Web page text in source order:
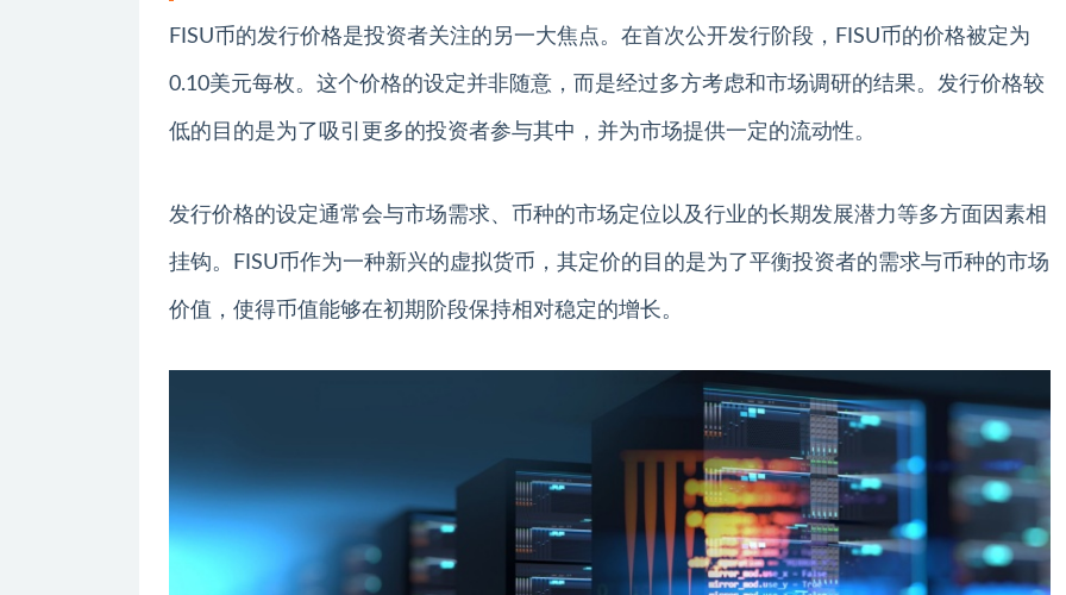
FISU币的发行价格是投资者关注的另一大焦点。在首次公开发行阶段，FISU币的价格被定为
0.10美元每枚。这个价格的设定并非随意，而是经过多方考虑和市场调研的结果。发行价格较
低的目的是为了吸引更多的投资者参与其中，并为市场提供一定的流动性。
发行价格的设定通常会与市场需求、币种的市场定位以及行业的长期发展潜力等多方面因素相
挂钩。FISU币作为一种新兴的虚拟货币，其定价的目的是为了平衡投资者的需求与币种的市场
价值，使得币值能够在初期阶段保持相对稳定的增长。